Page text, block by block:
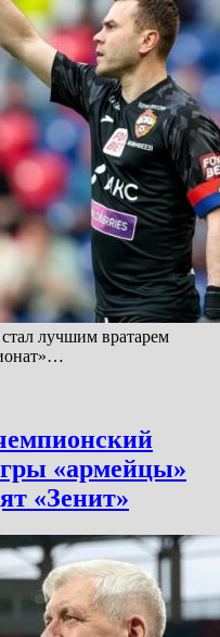
лучшим вратарем
«армейцы»
«Зенит»